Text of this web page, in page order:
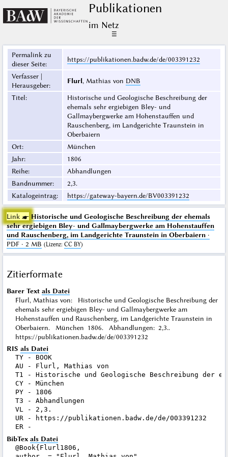
Publikationen
im Netz
☰
Permalink zu
dieser Seite:
https://publikationen.badw.de/de/003391232
Verfasser |
Herausgeber:
Flurl, Mathias von DNB
Titel:
Historische und Geologische Beschreibung der
ehemals sehr ergiebigen Bley- und
Gallmaybergwerke am Hohenstauffen und
Rauschenberg, im Landgerichte Traunstein in
Oberbaiern
Ort:
München
Jahr:
1806
Reihe:
Abhandlungen
Bandnummer:
2,3.
Katalogeintrag: https://gateway-bayern.de/BV003391232
Link ☛ Historische und Geologische Beschreibung der ehemals
sehr ergiebigen Bley- und Gallmaybergwerke am Hohenstauffen
und Rauschenberg, im Landgerichte Traunstein in Oberbaiern·
PDF · 2 MB (Lizenz: CC BY)
Zitierformate
Barer Text als Datei
Flurl, Mathias von: Historische und Geologische Beschreibung der
ehemals sehr ergiebigen Bley- und Gallmaybergwerke am
Hohenstauffen und Rauschenberg, im Landgerichte Traunstein in
Oberbaiern. München 1806. Abhandlungen: 2,3..
https://publikationen.badw.de/de/003391232
RIS als Datei
TY - BOOK
AU - Flurl, Mathias von
T1 - Historische und Geologische Beschreibung der
CY - München
PY - 1806
T3 - Abhandlungen
VL - 2,3.
UR - https://publikationen.badw.de/de/003391232
BibTex als Datei
@Book{Flurl1806,